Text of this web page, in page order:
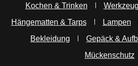
Kochen & Trinken
Hängematten & Tarps
Lampen
Bekleidung
Gepäck &
Mückenschutz